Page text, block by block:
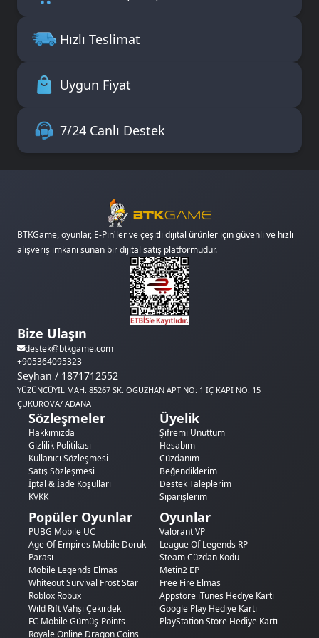
Hızlı Teslimat
Uygun Fiyat
7/24 Canlı Destek
BTKGame, oyunlar, E-Pin'ler ve çeşitli dijital ürünler için güvenli ve hızlı
alışveriş imkanı sunan bir dijital satış platformudur.
Bize Ulaşın
destek@btkgame.com
+905364095323
Seyhan / 1871712552
YÜZÜNCÜYIL MAH. 85267 SK. OGUZHAN APT NO: 1 IÇ KAPI NO: 15
ÇUKUROVA/ ADANA
Sözleşmeler
Hakkımızda
Gizlilik Politikası
Kullanıcı Sözleşmesi
Satış Sözleşmesi
İptal & İade Koşulları
KVKK
Üyelik
Şifremi Unuttum
Hesabım
Cüzdanım
Beğendiklerim
Destek Taleplerim
Siparişlerim
Popüler Oyunlar
PUBG Mobile UC
Age Of Empires Mobile Doruk
Parası
Mobile Legends Elmas
Whiteout Survival Frost Star
Roblox Robux
Wild Rift Vahşi Çekirdek
FC Mobile Gümüş-Points
Royale Online Dragon Coins
Oyunlar
Valorant VP
League Of Legends RP
Steam Cüzdan Kodu
Metin2 EP
Free Fire Elmas
Appstore iTunes Hediye Kartı
Google Play Hediye Kartı
PlayStation Store Hediye Kartı